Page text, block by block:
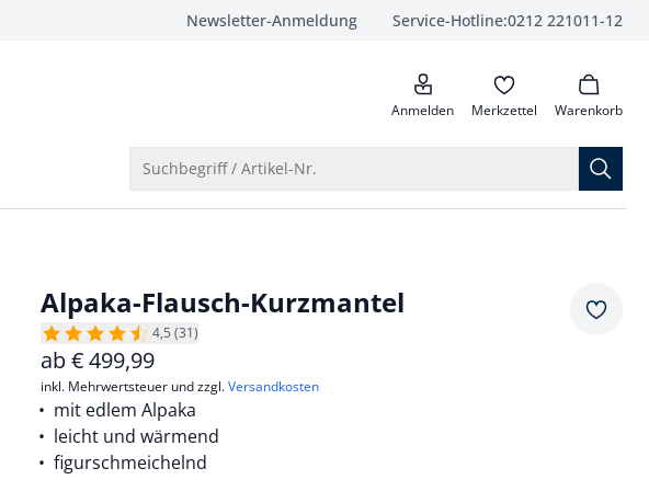
Newsletter-Anmeldung Service-Hotline:0212 221011-12
anrufen
Anmelden Merkzettel Warenkorb
Suchbegriff / Artikel-Nr.
Alpaka-Flausch-Kurzmantel
4,5 (31)
ab€499,99
inkl. Mehrwertsteuer und zzgl.Versandkosten
mit edlem Alpaka
leicht und wärmend
figurschmeichelnd